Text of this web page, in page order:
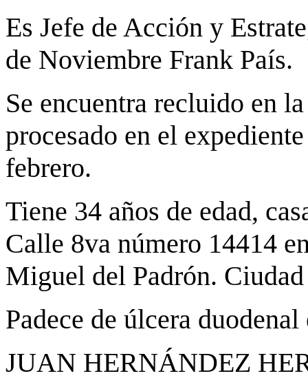
Es Jefe de Acción y
de Noviembre Frank País.
Se encuentra recluido en
procesado en el
febrero.
Tiene 34 años de edad,
Calle 8va número 14414
Miguel del Padrón.
Padece de úlcera
JUAN HERNÁNDEZ